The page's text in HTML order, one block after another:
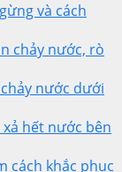
và cách
chảy nước, rò
nước dưới
hết nước bên
cách khắc phục